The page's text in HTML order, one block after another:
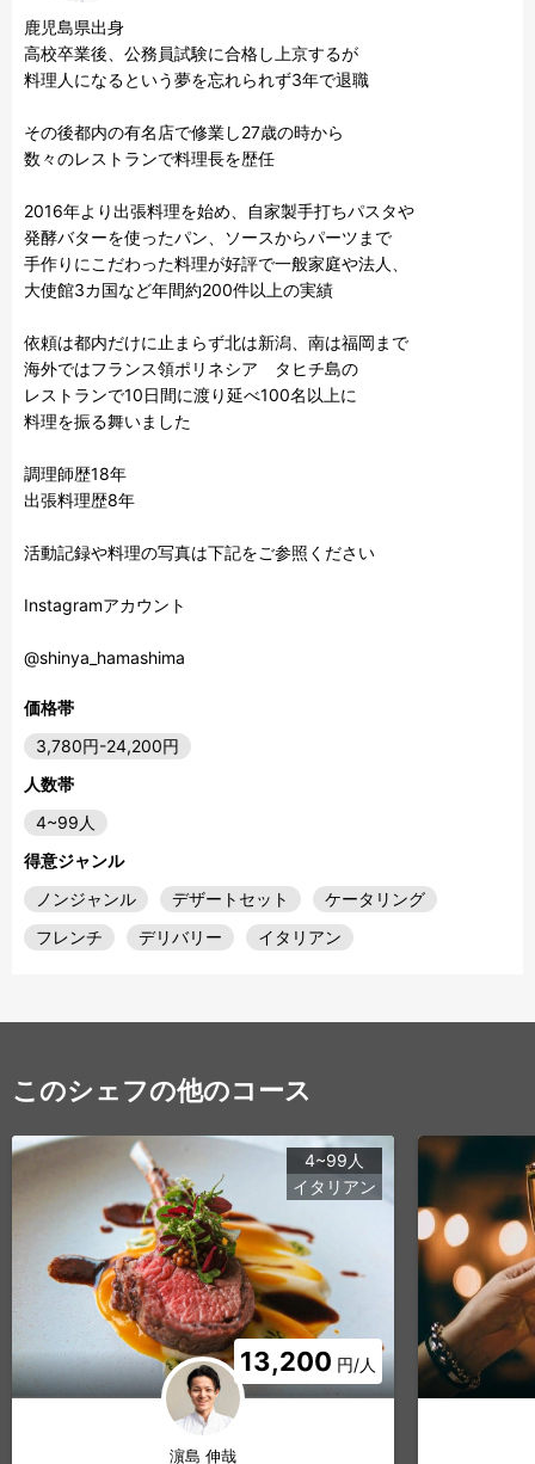
鹿児島県出身
高校卒業後、公務員試験に合格し上京するが
料理人になるという夢を忘れられず3年で退職
その後都内の有名店で修業し27歳の時から
数々のレストランで料理長を歴任
2016年より出張料理を始め、自家製手打ちパスタや
発酵バターを使ったパン、ソースからパーツまで
手作りにこだわった料理が好評で一般家庭や法人、
大使館3カ国など年間約200件以上の実績
依頼は都内だけに止まらず北は新潟、南は福岡まで
海外ではフランス領ポリネシア　タヒチ島の
レストランで10日間に渡り延べ100名以上に
料理を振る舞いました
調理師歴18年
出張料理歴8年
活動記録や料理の写真は下記をご参照ください
Instagramアカウント
@shinya_hamashima
価格帯
3,780円-24,200円
人数帯
4~99人
得意ジャンル
ノンジャンル
デザートセット
ケータリング
フレンチ
デリバリー イタリアン
このシェフの他のコース
13,200 円/人
4~99人
イタリアン
濵島 伸哉